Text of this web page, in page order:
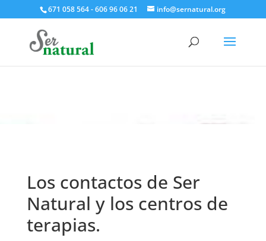
671 058 564 - 606 96 06 21 info@sernatural.org
Los contactos de Ser
Natural y los centros de
terapias.